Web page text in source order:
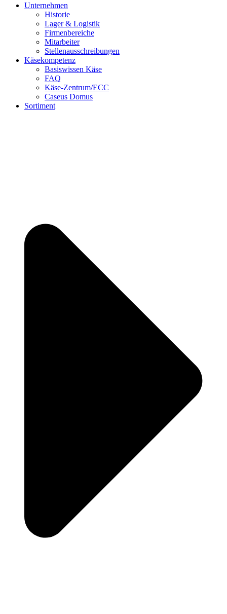
Unternehmen
Historie
Lager & Logistik
Firmenbereiche
Mitarbeiter
Stellenausschreibungen
Käsekompetenz
Basiswissen Käse
FAQ
Käse-Zentrum/ECC
Caseus Domus
Sortiment